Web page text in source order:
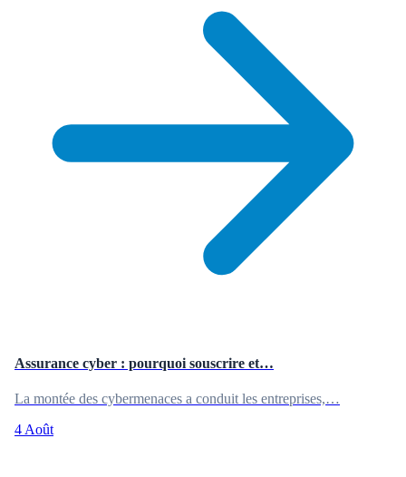
Assurance cyber : pourquoi souscrire et…
La montée des cybermenaces a conduit les entreprises,…
4 Août